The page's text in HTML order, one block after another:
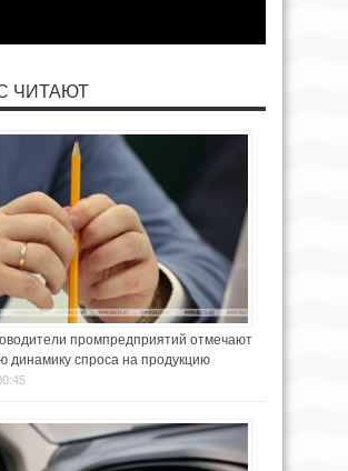
ЧИТАЮТ
промпредприятий отмечают
динамику спроса на продукцию